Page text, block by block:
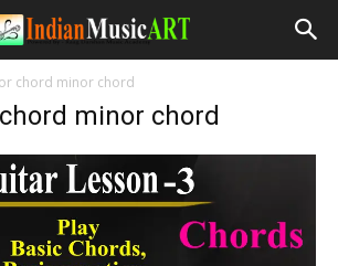
chord minor chord
minor chord